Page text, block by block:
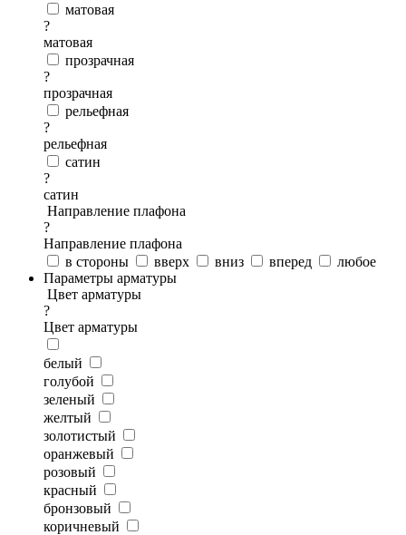
матовая
?
матовая
прозрачная
?
прозрачная
рельефная
?
рельефная
сатин
?
сатин
Направление плафона
?
Направление плафона
в стороны
вверх вниз вперед
любое
Параметры арматуры
Цвет арматуры
?
Цвет арматуры
белый
голубой
зеленый
желтый
золотистый
оранжевый
розовый
красный
бронзовый
коричневый